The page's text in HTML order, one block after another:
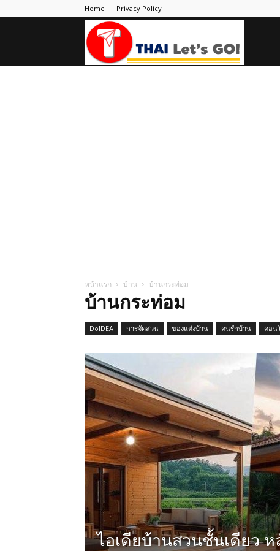
Home Privacy Policy
หน้าแรก บ้าน บ้านกระท่อม
บ้านกระท่อม
DoIDEA การจัดสวน ของแต่งบ้าน คนรักบ้าน คอน
ไอเดียบ้านสวนชั้นเดียว